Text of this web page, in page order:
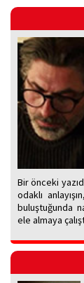
Bir önceki
odaklı
buluştuğunda
ele almaya